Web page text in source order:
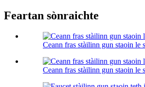
Feartan sònraichte
Ceann fras stàilinn gun staoin le
Ceann fras stàilinn gun staoin le